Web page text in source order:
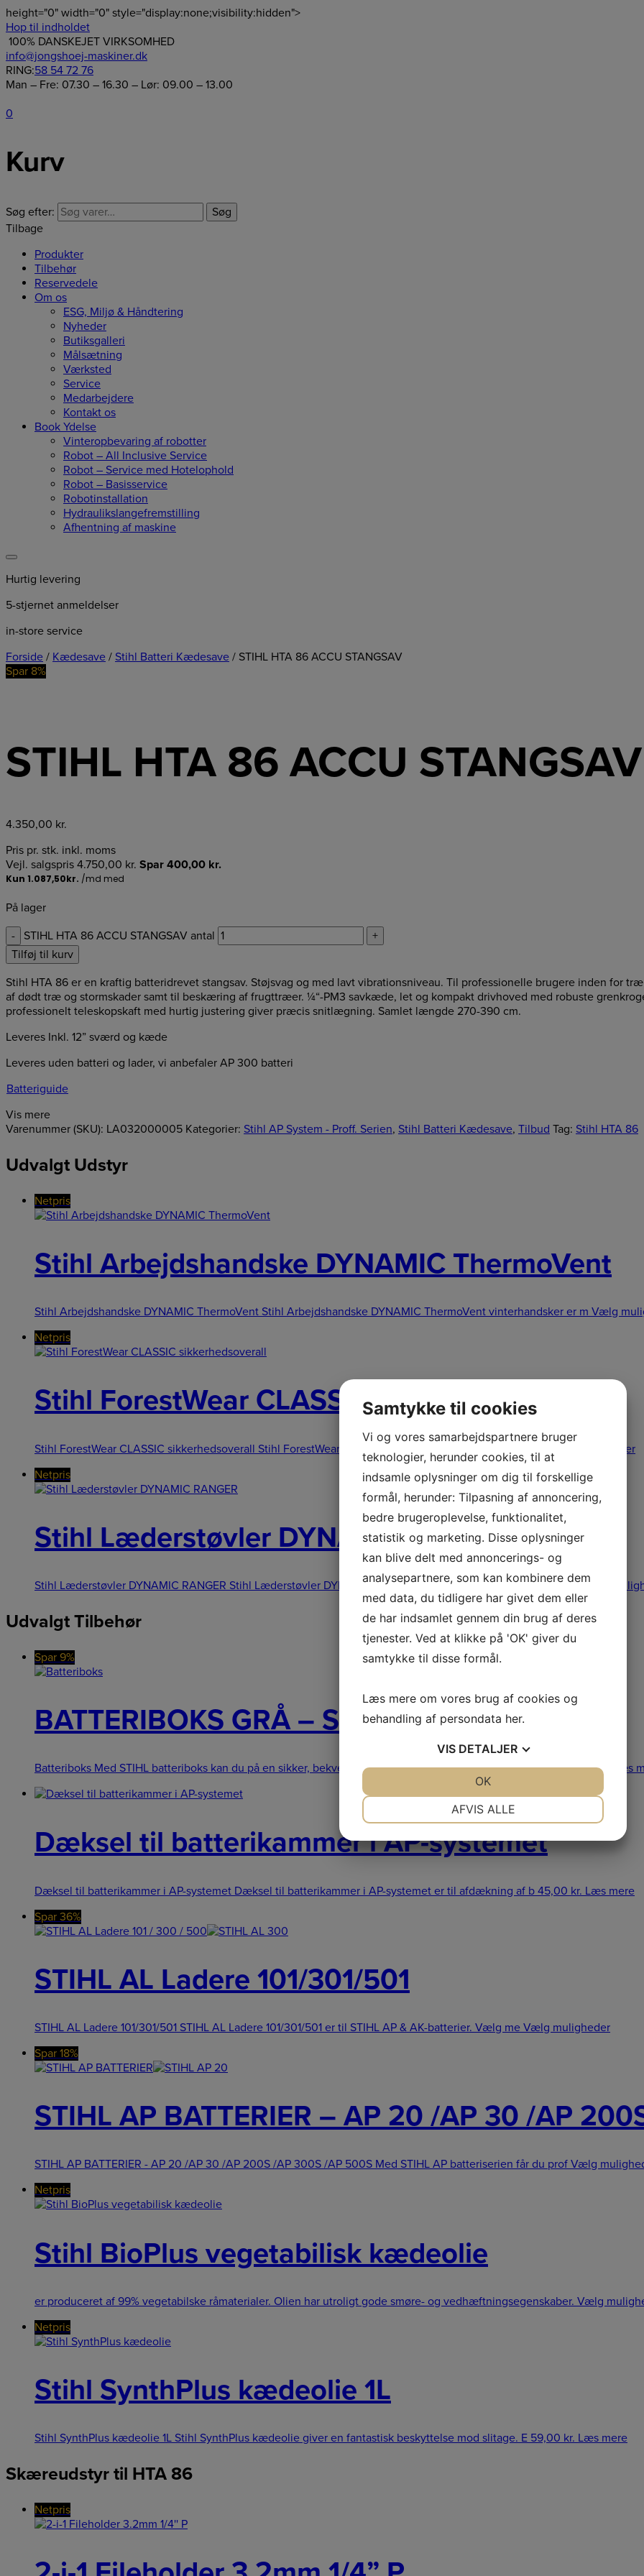
height="0" width="0" style="display:none;visibility:hidden">
Hop til indholdet
100% DANSKEJET VIRKSOMHED
info@jongshoej-maskiner.dk
RING:58 54 72 76
Man – Fre: 07.30 – 16.30 – Lør: 09.00 – 13.00
0
Kurv
Søg efter:
Søg
Tilbage
Produkter
Tilbehør
Reservedele
Om os
ESG, Miljø & Håndtering
Nyheder
Butiksgalleri
Målsætning
Værksted
Service
Medarbejdere
Kontakt os
Book Ydelse
Vinteropbevaring af robotter
Robot – All Inclusive Service
Robot – Service med Hotelophold
Robot – Basisservice
Robotinstallation
Hydraulikslangefremstilling
Afhentning af maskine
Hurtig levering
5-stjernet anmeldelser
in-store service
Forside / Kædesave / Stihl Batteri Kædesave / STIHL HTA 86 ACCU STANGSAV
Spar 8%
STIHL HTA 86 ACCU STANGSAV
4.350,00 kr.
Pris pr. stk. inkl. moms
Vejl. salgspris 4.750,00 kr. Spar 400,00 kr.
På lager
-
STIHL HTA 86 ACCU STANGSAV antal
+
Tilføj til kurv
Stihl HTA 86 er en kraftig batteridrevet stangsav. Støjsvag og med lavt vibrationsniveau. Til professionelle brugere inden for
af dødt træ og stormskader samt til beskæring af frugttræer. ¼“-PM3 savkæde, let og kompakt drivhoved med robuste
professionelt teleskopskaft med hurtig justering giver præcis snitlægning. Samlet længde 270-390 cm.
Leveres Inkl. 12” sværd og kæde
Leveres uden batteri og lader, vi anbefaler AP 300 batteri
Batteriguide
Vis mere
Varenummer (SKU): LA032000005 Kategorier: Stihl AP System - Proff. Serien, Stihl Batteri Kædesave, Tilbud Tag: Stihl HTA 86
Udvalgt Udstyr
Netpris
Stihl Arbejdshandske DYNAMIC ThermoVent
Stihl Arbejdshandske DYNAMIC ThermoVent Stihl Arbejdshandske DYNAMIC ThermoVent vinterhandsker er m Vælg
Netpris
Stihl ForestWear CLASSIC sikkerhedsoverall
Stihl ForestWear CLASSIC sikkerhedsoverall Stihl ForestWear CLASSIC sikkerhedsoverall: Meget slidst
Vælg muligheder
Netpris
Stihl Læderstøvler DYNAMIC RANGER
Stihl Læderstøvler DYNAMIC RANGER Stihl Læderstøvler DYNAMIC RANGER: Lækker læderstøvle i sort medVælg
Udvalgt Tilbehør
Spar 9%
BATTERIBOKS GRÅ – S
Batteriboks Med STIHL batteriboks kan du på en sikker, bekvem, og pladsbesparende måde transportere559,00kr. Læs
Dæksel til batterikammer i AP-systemet
Dæksel til batterikammer i AP-systemet Dæksel til batterikammer i AP-systemet er til afdækning af b 45,00 kr. Læs mere
Spar 36%
STIHL AL Ladere 101/301/501
STIHL AL Ladere 101/301/501 STIHL AL Ladere 101/301/501 er til STIHL AP & AK-batterier. Vælg me Vælg muligheder
Spar 18%
STIHL AP BATTERIER – AP 20 /AP 30 /AP
STIHL AP BATTERIER - AP 20 /AP 30 /AP 200S /AP 300S /AP 500S Med STIHL AP batteriserien får du prof Vælg
Netpris
Stihl BioPlus vegetabilisk kædeolie
er produceret af 99% vegetabilske råmaterialer. Olien har utroligt gode smøre- og vedhæftningsegenskaber. Vælg
Netpris
Stihl SynthPlus kædeolie 1L
Stihl SynthPlus kædeolie 1L Stihl SynthPlus kædeolie giver en fantastisk beskyttelse mod slitage. E 59,00 kr. Læs mere
Skæreudstyr til HTA 86
Netpris
Samtykke til cookies
Vi og vores samarbejdspartnere bruger
teknologier, herunder cookies, til at
indsamle oplysninger om dig til forskellige
formål, herunder: Tilpasning af annoncering,
bedre brugeroplevelse, funktionalitet,
statistik og marketing. Disse oplysninger
kan blive delt med annoncerings- og
analysepartnere, som kan kombinere dem
med data, du tidligere har givet dem eller
de har indsamlet gennem din brug af deres
tjenester. Ved at klikke på 'OK' giver du
samtykke til disse formål.
Læs mere om vores brug af cookies og
behandling af persondata her.
VIS DETALJER
MARKETING STATISTIK
AFVIS ALLE
OK